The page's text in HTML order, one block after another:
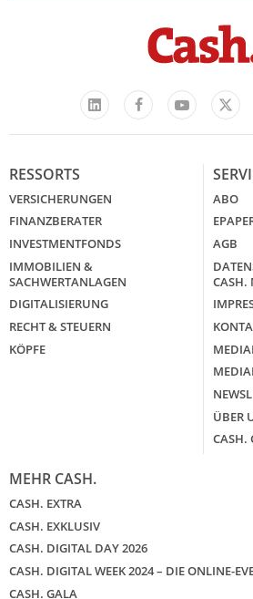
LinkedIn
FacebookYouTube
X
RESSORTS
VERSICHERUNGEN
FINANZBERATER
INVESTMENTFONDS
IMMOBILIEN &
SACHWERTANLAGEN
DIGITALISIERUNG
RECHT & STEUERN
KÖPFE
ABO
AGB
CASH.
ÜBER
CASH.
MEHR CASH.
CASH. EXTRA
CASH. EXKLUSIV
CASH. DIGITAL DAY 2026
CASH. DIGITAL WEEK 2024 – DIE ONLINE-
CASH. GALA